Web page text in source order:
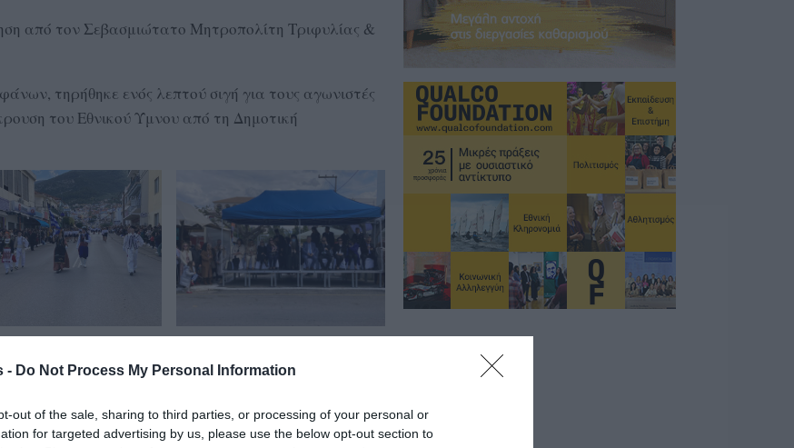
- Do Not Process My Personal Information
out of the sale, sharing to third parties, or processing of your personal or
for targeted advertising by us, please use the below opt-out section to
από τον Σεβασμιώτατο Μητροπολίτη Τριφυλίας &
τηρήθηκε ενός λεπτού σιγή για τους αγωνιστές
του Εθνικού Ύμνου από τη Δημοτική